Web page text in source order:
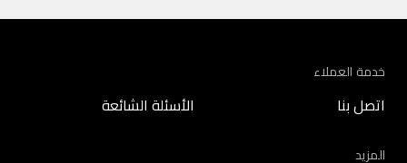
خدمة العملاء
اتصل بنا الأسئلة الشائعة
المزيد